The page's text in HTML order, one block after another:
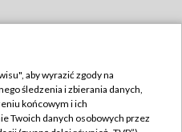
TVP
aby wyrazić zgody na
śledzenia i zbierania danych,
końcowym i ich
Twoich danych osobowych przez